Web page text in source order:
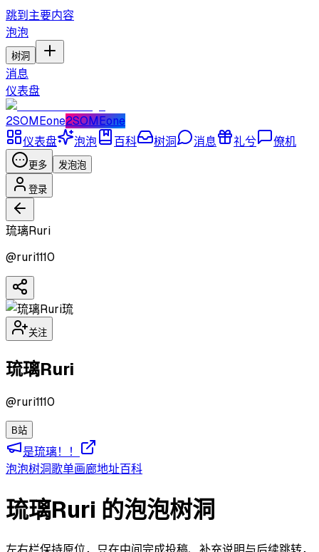
跳到主要内容
泡泡
树洞
消息
仪表盘
2SOMEone2SOMEone
仪表盘
泡泡 百科 树洞 消息 礼兮 僚机
更多 发泡泡
登录
琉璃Ruri
@ruri1110
琉
关注
琉璃Ruri
@ruri1110
B站
是琉璃！！
泡泡树洞歌单画廊地址百科
琉璃Ruri 的泡泡树洞